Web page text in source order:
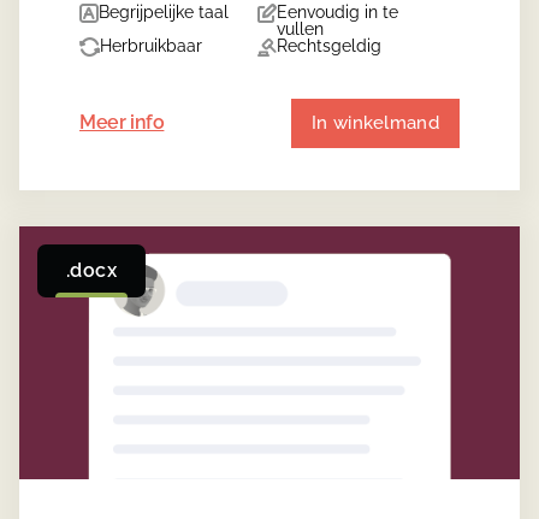
Begrijpelijke taal
Eenvoudig in te
vullen
Herbruikbaar
Rechtsgeldig
Meer info In winkelmand
.docx